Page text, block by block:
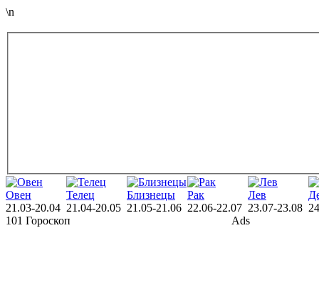
\n
Овен
21.03-20.04
Телец
21.04-20.05
Близнецы
21.05-21.06
Рак
22.06-22.07
Лев
23.07-23.08
101 Гороскоп
Ads